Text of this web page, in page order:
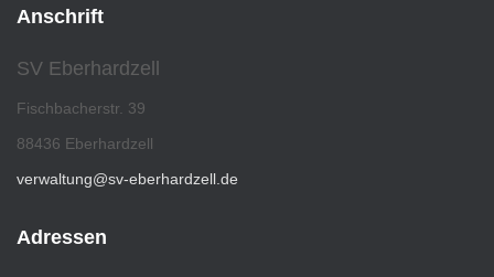
Anschrift
SV Eberhardzell
Fischbacherstr. 39
88436 Eberhardzell
verwaltung@sv-eberhardzell.de
Adressen